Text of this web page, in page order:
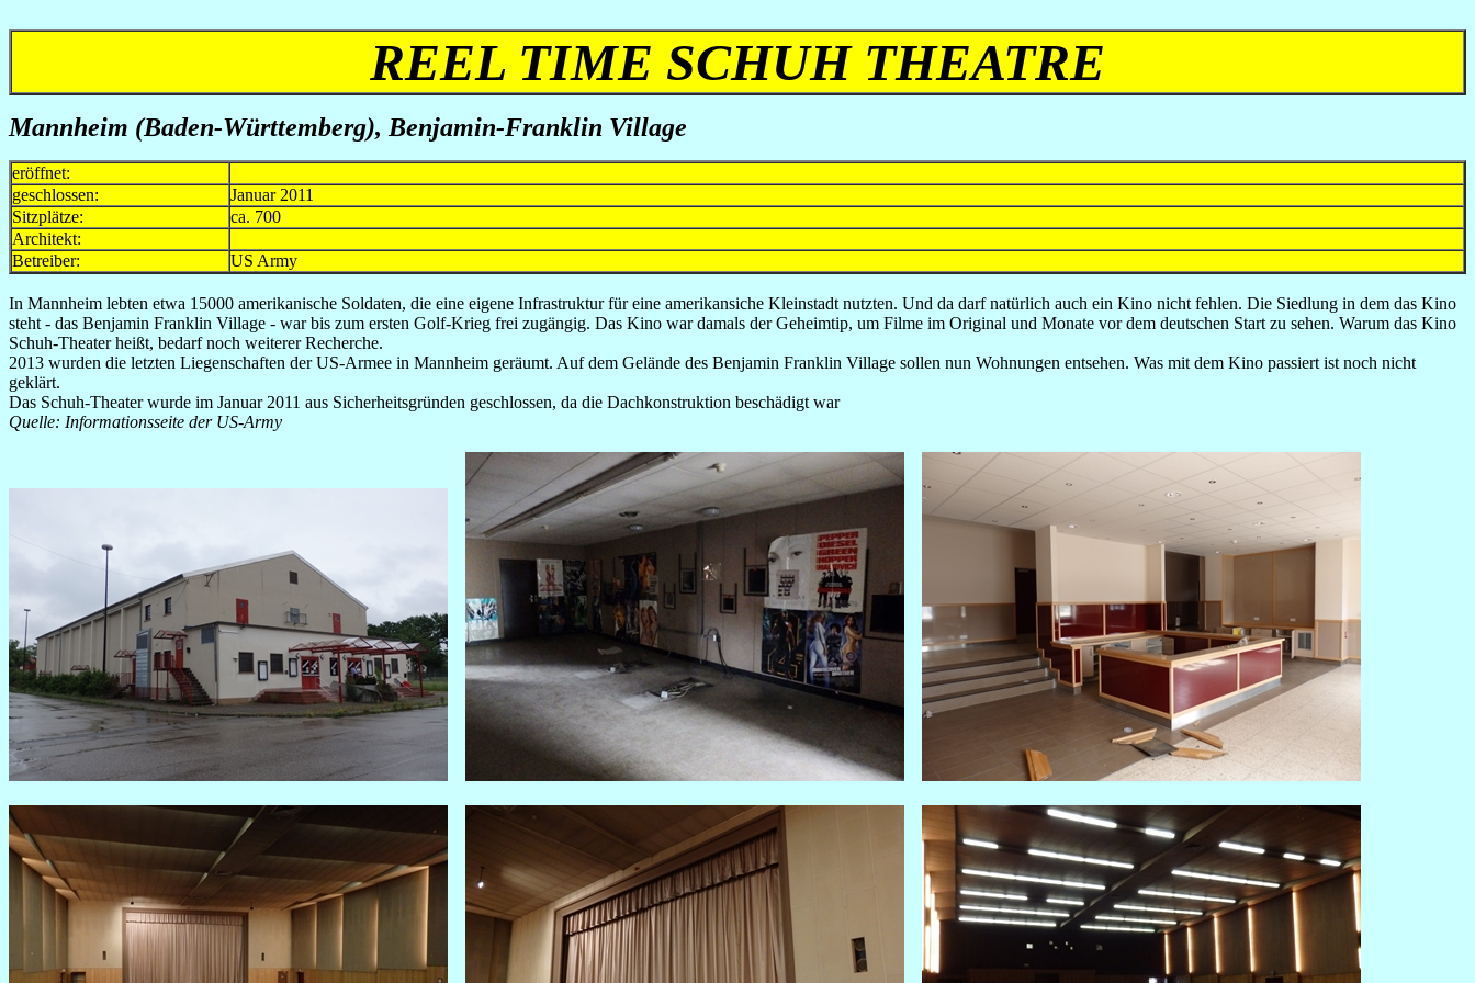
REEL TIME SCHUH THEATRE
Mannheim (Baden-Württemberg), Benjamin-Franklin Village
eröffnet:
geschlossen:
Januar 2011
Sitzplätze:
ca. 700
Architekt:
Betreiber:
US Army
In Mannheim lebten etwa 15000 amerikanische Soldaten, die eine eigene Infrastruktur für eine amerikansiche Kleinstadt nutzten. Und da darf natürlich auch ein Kino nicht fehlen. Die Siedlung in dem das Kino
steht - das Benjamin Franklin Village - war bis zum ersten Golf-Krieg frei zugängig. Das Kino war damals der Geheimtip, um Filme im Original und Monate vor dem deutschen Start zu sehen. Warum das Kino
Schuh-Theater heißt, bedarf noch weiterer Recherche.
2013 wurden die letzten Liegenschaften der US-Armee in Mannheim geräumt. Auf dem Gelände des Benjamin Franklin Village sollen nun Wohnungen entsehen. Was mit dem Kino passiert ist noch nicht
geklärt.
Das Schuh-Theater wurde im Januar 2011 aus Sicherheitsgründen geschlossen, da die Dachkonstruktion beschädigt war
Quelle: Informationsseite der US-Army